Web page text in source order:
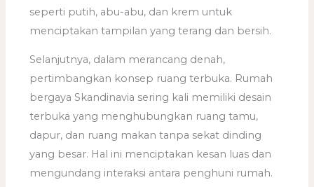
seperti putih, abu-abu, dan krem untuk
menciptakan tampilan yang terang dan bersih.
Selanjutnya, dalam merancang denah,
pertimbangkan konsep ruang terbuka. Rumah
bergaya Skandinavia sering kali memiliki desain
terbuka yang menghubungkan ruang tamu,
dapur, dan ruang makan tanpa sekat dinding
yang besar. Hal ini menciptakan kesan luas dan
mengundang interaksi antara penghuni rumah.